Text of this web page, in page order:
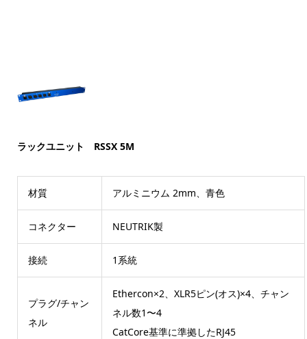
ラックユニット RSSX 5M
材質 アルミニウム 2mm、青色
コネクター NEUTRIK製
接続 1系統
プラグ/チャン
ネル
Ethercon×2、XLR5ピン(オス)×4、チャン
ネル数1〜4
CatCore基準に準拠したRJ45